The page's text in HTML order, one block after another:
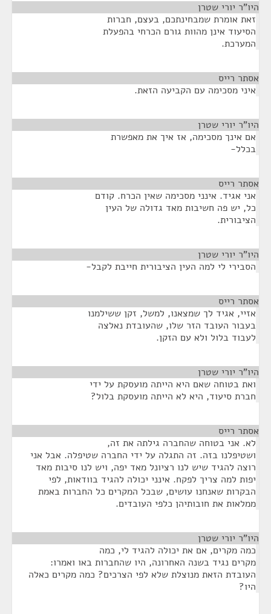
היו"ר יורי שטרן
זאת אומרת שמבחינתכם, בעצם, חברות
הסיעוד אינן מהוות גורם הכרחי בהפעלת
המערכת.
אסתר רייס
איני מסכימה עם הקביעה הזאת.
היו"ר יורי שטרן
אם אינך מסכימה, אז איך את מאפשרת
בכלל-
אסתר רייס
אני אגיד. אינני מסכימה שאין הכרח. קודם
כל, יש פה חשיבות מאד גדולה של העין
הציבורית.
היו"ר יורי שטרן
הסבירי לי למה העין הציבורית חייבת לקבל-
אסתר רייס
אזיי, אגיד לך שמצאנו, למשל, זקן ששילמנו
בעבור העובד הזר שלו, שהעובדת נאלצה
לעבוד בלול ולא עם הזקן.
היו"ר יורי שטרן
ואת בטוחה שאם היא הייתה מועסקת על ידי
חברת סיעוד, היא לא הייתה מועסקת בלול?
אסתר רייס
לא. אני בטוחה שהחברה גילתה את זה,
ושטיפלנו בזה. זה התגלה על ידי החברה שטיפלה. אבל אני
רוצה להגיד שיש לנו רציונל מאד יפה, ויש לנו סיבות מאד
יפות למה צריך לפקח. אינני יכולה להגיד בוודאות, לפי
הבקרות שאנחנו עושים, שבכל המקרים כל החברות באמת
ממלאות את חובותיהן כלפי העובדים.
היו"ר יורי שטרן
כמה מקרים, אם את יכולה להגיד לי, כמה
מקרים נגיד בשנה האחרונה, היו שהחברות באו ואמרו:
העובדת הזאת מנוצלת שלא לפי הצרכים? כמה מקרים כאלה
היו?